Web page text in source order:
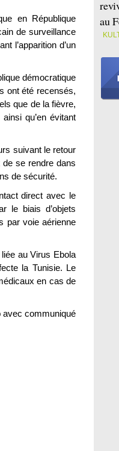
en République
de surveillance
l’apparition d’un
démocratique
ont été recensés,
que de la fièvre,
qu’en évitant
suivant le retour
se rendre dans
de sécurité.
direct avec le
le biais d’objets
par voie aérienne
au Virus Ebola
la Tunisie. Le
en cas de
avec communiqué
au